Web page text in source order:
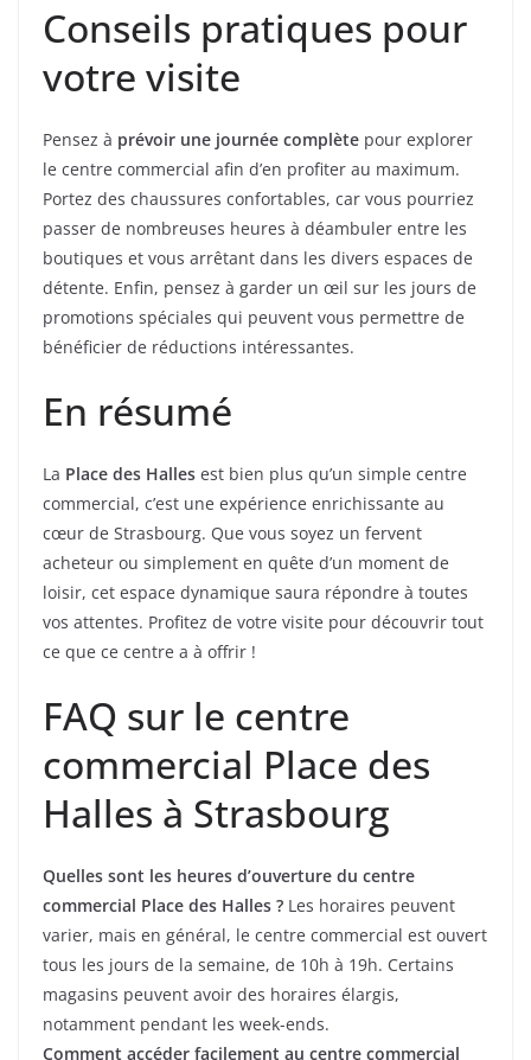
Conseils pratiques pour
votre visite
Pensez à prévoir une journée complète pour explorer
le centre commercial afin d’en profiter au maximum.
Portez des chaussures confortables, car vous pourriez
passer de nombreuses heures à déambuler entre les
boutiques et vous arrêtant dans les divers espaces de
détente. Enfin, pensez à garder un œil sur les jours de
promotions spéciales qui peuvent vous permettre de
bénéficier de réductions intéressantes.
En résumé
La Place des Halles est bien plus qu’un simple centre
commercial, c’est une expérience enrichissante au
cœur de Strasbourg. Que vous soyez un fervent
acheteur ou simplement en quête d’un moment de
loisir, cet espace dynamique saura répondre à toutes
vos attentes. Profitez de votre visite pour découvrir tout
ce que ce centre a à offrir !
FAQ sur le centre
commercial Place des
Halles à Strasbourg
Quelles sont les heures d’ouverture du centre
commercial Place des Halles ? Les horaires peuvent
varier, mais en général, le centre commercial est ouvert
tous les jours de la semaine, de 10h à 19h. Certains
magasins peuvent avoir des horaires élargis,
notamment pendant les week-ends.
Comment accéder facilement au centre commercial